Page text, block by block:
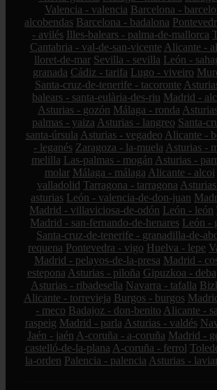
Valencia - valencia Barcelona -
alcobendas Barcelona - badalona
- avilés Illes-balears - palma-de-mallorca
Cantabria - val-de-san-vicente Alicante -
lloret-de-mar Sevilla - sevilla León -
granada Cádiz - tarifa Lugo - viveiro
Santa-cruz-de-tenerife - tacoronte
balears - santa-eulària-des-riu Madrid -
Asturias - gozón Málaga - ronda
palmas - yaiza Asturias - langreo Santa-
santa-úrsula Asturias - vegadeo Alicante -
- leganés Zaragoza - la-muela Asturias -
melilla Las-palmas - mogán Asturias -
molar Málaga - málaga Alicante - alcoi
valladolid Tarragona - tarragona
asturias León - valencia-de-don-juan
Madrid - villaviciosa-de-odón León - león
Madrid - san-fernando-de-henares León -
Santa-cruz-de-tenerife - granadilla-de-
requena Pontevedra - vigo Huelva - lepe
Madrid - pelayos-de-la-presa Madrid -
estepona Asturias - piloña Gipuzkoa - deba
Asturias - ribadesella Navarra - tafalla
Alicante - torrevieja Burgos - burgos
- meco Badajoz - don-benito Alicante -
raspeig Madrid - parla Asturias - valdés
Jaén - jaén A-coruña - a-coruña Madrid -
castelló-de-la-plana A-coruña - ferrol
la-orden Palencia - palencia Asturias -